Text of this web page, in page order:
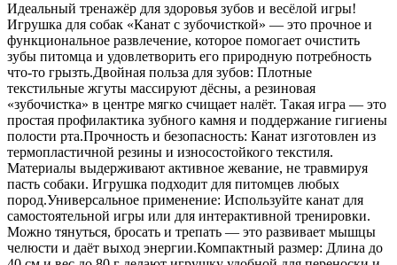
Идеальный тренажёр для здоровья зубов и весёлой игры!
Игрушка для собак «Канат с зубочисткой» — это прочное и
функциональное развлечение, которое помогает очистить
зубы питомца и удовлетворить его природную потребность
что-то грызть.Двойная польза для зубов: Плотные
текстильные жгуты массируют дёсны, а резиновая
«зубочистка» в центре мягко счищает налёт. Такая игра — это
простая профилактика зубного камня и поддержание гигиены
полости рта.Прочность и безопасность: Канат изготовлен из
термопластичной резины и износостойкого текстиля.
Материалы выдерживают активное жевание, не травмируя
пасть собаки. Игрушка подходит для питомцев любых
пород.Универсальное применение: Используйте канат для
самостоятельной игры или для интерактивной тренировки.
Можно тянуться, бросать и трепать — это развивает мышцы
челюсти и даёт выход энергии.Компактный размер: Длина до